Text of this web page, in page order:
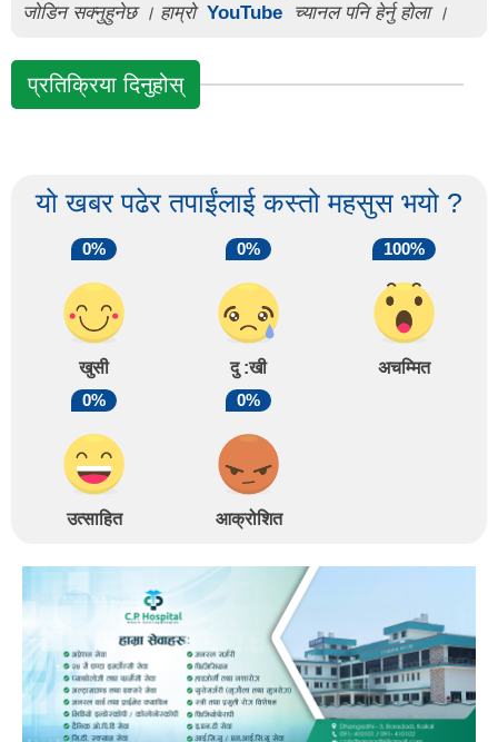
जोडिन सक्नुहुनेछ । हाम्रो YouTube च्यानल पनि हेर्नु होला ।
प्रतिक्रिया दिनुहोस्
यो खबर पढेर तपाईंलाई कस्तो महसुस भयो ?
0%
खुसी
0%
दु :खी
100%
अचम्मित
0%
उत्साहित
0%
आक्रोशित